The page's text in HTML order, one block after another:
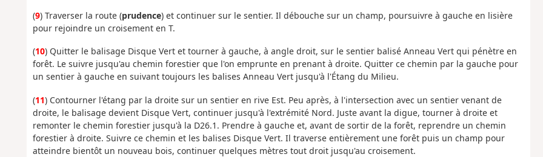
(9) Traverser la route (prudence) et continuer sur le sentier. Il débouche sur un champ, poursuivre à gauche en lisière
pour rejoindre un croisement en T.
(10) Quitter le balisage Disque Vert et tourner à gauche, à angle droit, sur le sentier balisé Anneau Vert qui pénètre en
forêt. Le suivre jusqu'au chemin forestier que l'on emprunte en prenant à droite. Quitter ce chemin par la gauche pour
un sentier à gauche en suivant toujours les balises Anneau Vert jusqu'à l'Étang du Milieu.
(11) Contourner l'étang par la droite sur un sentier en rive Est. Peu après, à l'intersection avec un sentier venant de
droite, le balisage devient Disque Vert, continuer jusqu'à l'extrémité Nord. Juste avant la digue, tourner à droite et
remonter le chemin forestier jusqu'à la D26.1. Prendre à gauche et, avant de sortir de la forêt, reprendre un chemin
forestier à droite. Suivre ce chemin et les balises Disque Vert. Il traverse entièrement une forêt puis un champ pour
atteindre bientôt un nouveau bois, continuer quelques mètres tout droit jusqu'au croisement.